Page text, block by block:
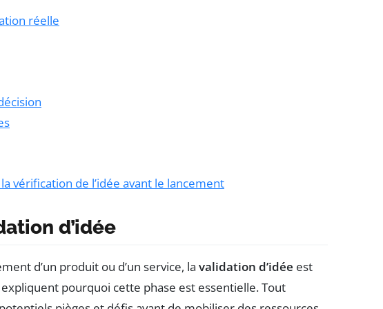
réelle
vérification de l’idée avant le lancement
d’idée
d’un produit ou d’un service, la validation d’idée est
pourquoi cette phase est essentielle. Tout